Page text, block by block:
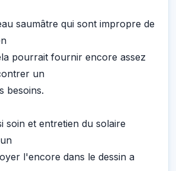
saumâtre qui sont impropre de
pourrait fournir encore assez
un
besoins.
soin et entretien du solaire
l'encore dans le dessin a